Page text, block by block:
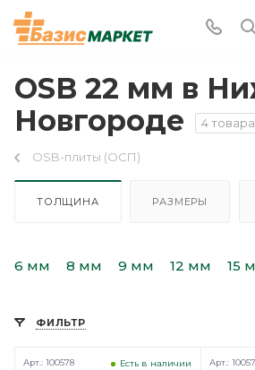
OSB 22 мм в
Новгороде
4 товара
OSB-плиты (ОСП)
ТОЛЩИНА РАЗМЕРЫ
6 мм 8 мм 9 мм 12 мм 15
ФИЛЬТР
Есть в наличии
Арт.: 100578 Арт.: